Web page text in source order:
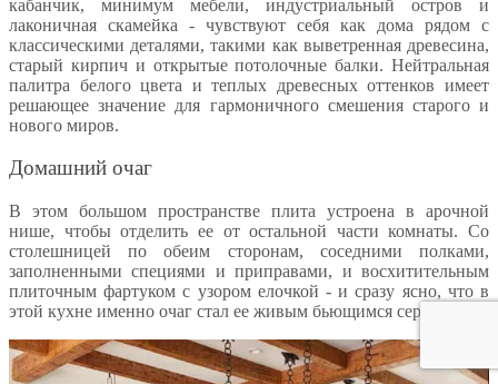
кабанчик, минимум мебели, индустриальный остров и
лаконичная скамейка - чувствуют себя как дома рядом с
классическими деталями, такими как выветренная древесина,
старый кирпич и открытые потолочные балки. Нейтральная
палитра белого цвета и теплых древесных оттенков имеет
решающее значение для гармоничного смешения старого и
нового миров.
Домашний очаг
В этом большом пространстве плита устроена в арочной
нише, чтобы отделить ее от остальной части комнаты. Со
столешницей по обеим сторонам, соседними полками,
заполненными специями и приправами, и восхитительным
плиточным фартуком с узором елочкой - и сразу ясно, что в
этой кухне именно очаг стал ее живым бьющимся сердцем.